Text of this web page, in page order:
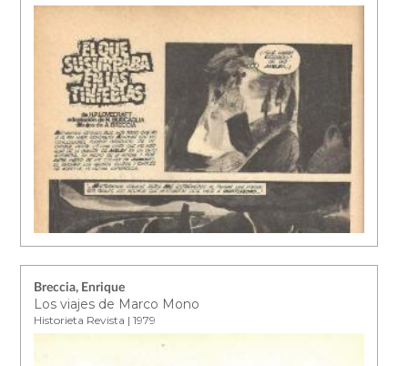
Breccia, Enrique
Los viajes de Marco Mono
Historieta Revista | 1979